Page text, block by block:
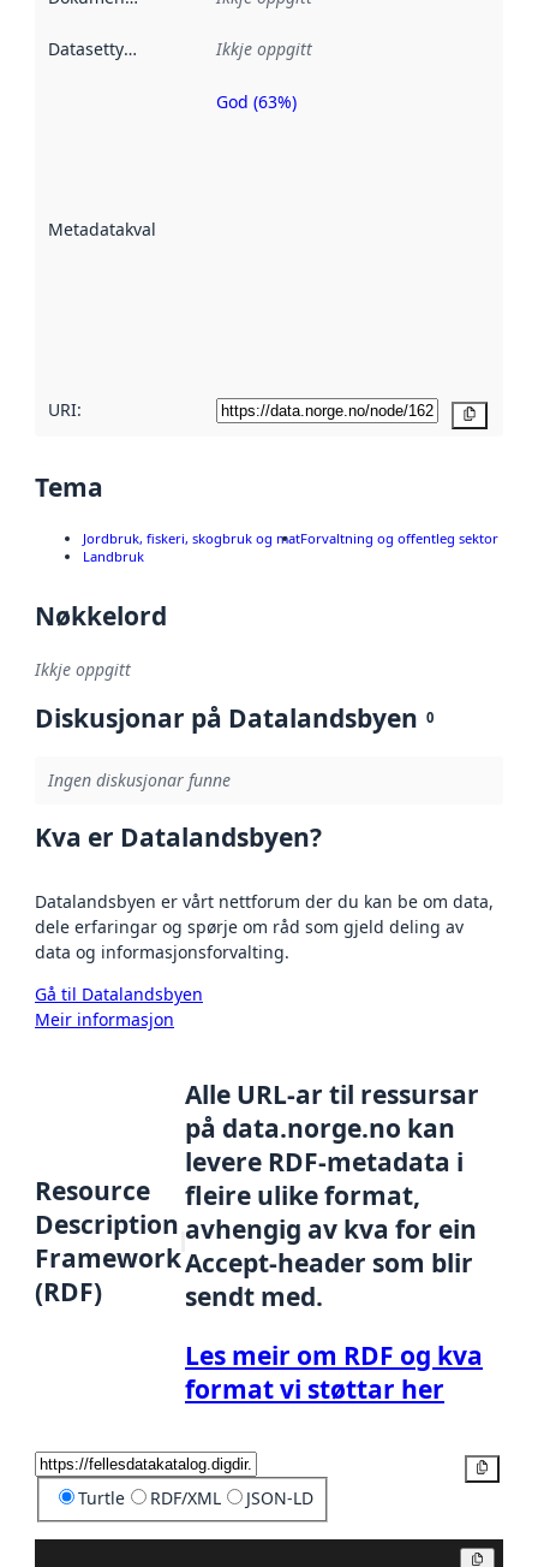
Datasettype Ikkje oppgitt
Metadatakvalitet
Metadatakvalitet
God (63%)
URI:
Tema
Jordbruk, fiskeri, skogbruk og matForvaltning og offentleg sektor
Landbruk
Nøkkelord
Ikkje oppgitt
Diskusjonar på Datalandsbyen 0
Ingen diskusjonar funne
Kva er Datalandsbyen?
Datalandsbyen er vårt nettforum der du kan be om data,
dele erfaringar og spørje om råd som gjeld deling av
data og informasjonsforvalting.
Gå til Datalandsbyen
Meir informasjon
Resource
Description
Framework
(RDF)
Alle URL-ar til ressursar
på data.norge.no kan
levere RDF-metadata i
fleire ulike format,
avhengig av kva for ein
Accept-header som blir
sendt med.
Les meir om RDF og kva
format vi støttar her
Turtle RDF/XML JSON-LD